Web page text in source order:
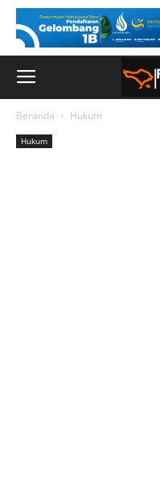
Beranda Hukum
Hukum